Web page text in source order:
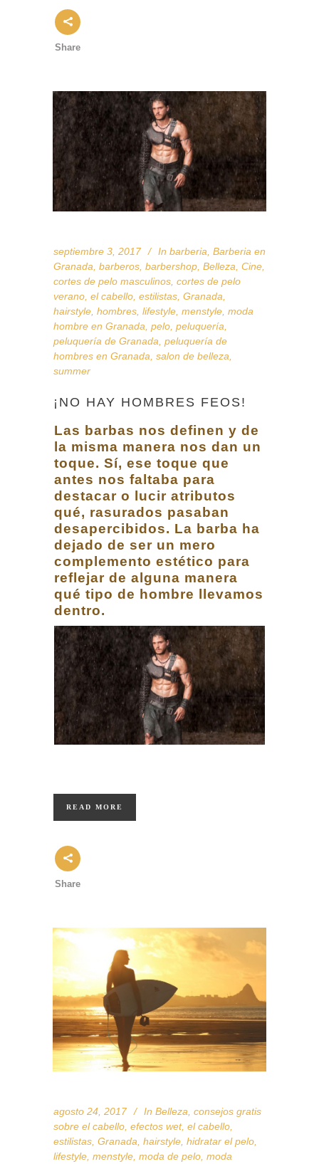
Share
septiembre 3, 2017 In barberia, Barberia en
Granada, barberos, barbershop, Belleza, Cine,
cortes de pelo masculinos, cortes de pelo
verano, el cabello, estilistas, Granada,
hairstyle, hombres, lifestyle, menstyle, moda
hombre en Granada, pelo, peluquería,
peluquería de Granada, peluquería de
hombres en Granada, salon de belleza,
summer
¡NO HAY HOMBRES FEOS!
Las barbas nos definen y de
la misma manera nos dan un
toque. Sí, ese toque que
antes nos faltaba para
destacar o lucir atributos
qué, rasurados pasaban
desapercibidos. La barba ha
dejado de ser un mero
complemento estético para
reflejar de alguna manera
qué tipo de hombre llevamos
dentro.
READ MORE
Share
agosto 24, 2017 In Belleza consejos gratis
sobre el cabello efectos wet, el cabello
estilistas Granada hairstyle hidratar el pelo
lifestyle menstyle moda de pelo moda